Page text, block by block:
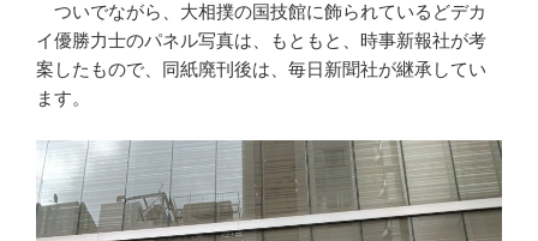
ついでながら、大相撲の国技館に飾られているどデカ
イ優勝力士のパネル写真は、もともと、時事新報社が考
案したもので、同紙廃刊後は、毎日新聞社が継承してい
ます。